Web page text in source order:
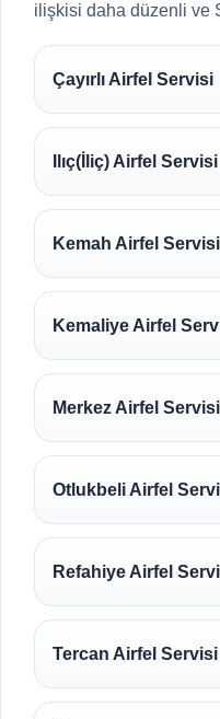
ilişkisi daha düzenli ve
Çayırlı Airfel Servisi
Ilıç(İliç) Airfel Servisi
Kemah Airfel Servisi
Kemaliye Airfel
Merkez Airfel Servisi
Otlukbeli Airfel
Refahiye Airfel
Tercan Airfel Servisi